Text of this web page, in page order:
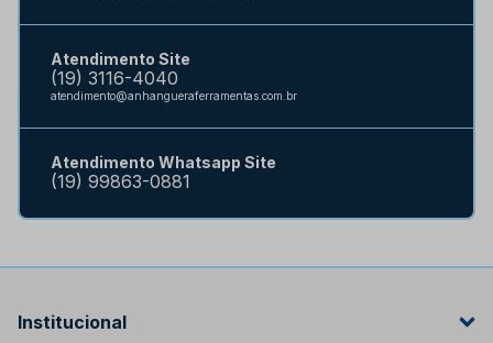
Atendimento Site
(19) 3116-4040
atendimento@anhangueraferramentas.com.br
Atendimento Whatsapp Site
(19) 99863-0881
Institucional